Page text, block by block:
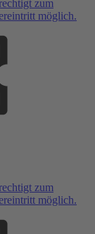
zum
möglich.
zum
möglich.